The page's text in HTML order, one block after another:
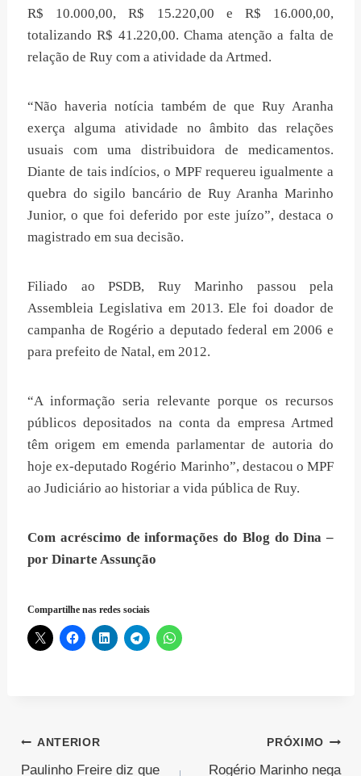
R$ 10.000,00, R$ 15.220,00 e R$ 16.000,00,
totalizando R$ 41.220,00. Chama atenção a falta de
relação de Ruy com a atividade da Artmed.
“Não haveria notícia também de que Ruy Aranha
exerça alguma atividade no âmbito das relações
usuais com uma distribuidora de medicamentos.
Diante de tais indícios, o MPF requereu igualmente a
quebra do sigilo bancário de Ruy Aranha Marinho
Junior, o que foi deferido por este juízo”, destaca o
magistrado em sua decisão.
Filiado ao PSDB, Ruy Marinho passou pela
Assembleia Legislativa em 2013. Ele foi doador de
campanha de Rogério a deputado federal em 2006 e
para prefeito de Natal, em 2012.
“A informação seria relevante porque os recursos
públicos depositados na conta da empresa Artmed
têm origem em emenda parlamentar de autoria do
hoje ex-deputado Rogério Marinho”, destacou o MPF
ao Judiciário ao historiar a vida pública de Ruy.
Com acréscimo de informações do Blog do Dina –
por Dinarte Assunção
Compartilhe nas redes sociais
Navegação
ANTERIOR
Paulinho Freire diz que
PRÓXIMO
Rogério Marinho nega